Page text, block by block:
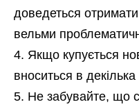
доведеться
вельми
Якщо купується
вноситься в декілька
Не забувайте, що